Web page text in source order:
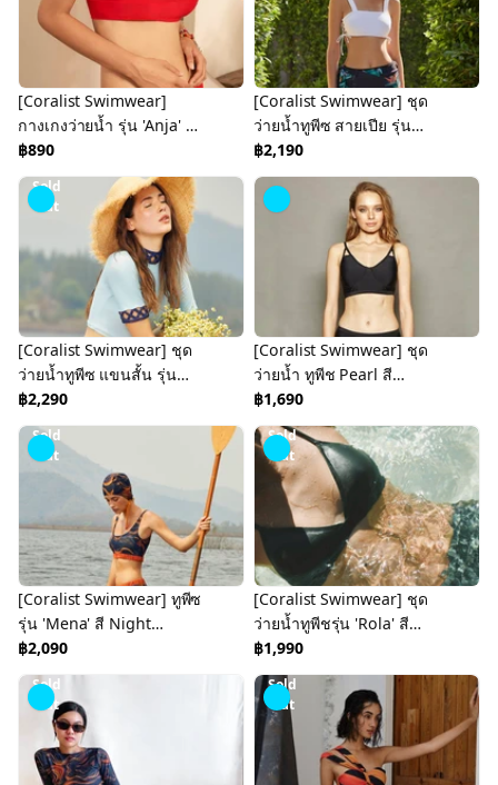
[Coralist Swimwear]
กางเกงว่ายน้ำ รุ่น 'Anja' สี
Candy Red (CREX236)
฿890
[Coralist Swimwear] ชุด
ว่ายน้ำทูพีซ สายเปีย รุ่น
'Thalia' สี
Sunrise/Midnight
Paradise (CREX157)
฿2,190
Sold
Out
[Coralist Swimwear] ชุด
ว่ายน้ำทูพีซ แขนสั้น รุ่น
Anja สี Baby Blue
(CREX196)
฿2,290
[Coralist Swimwear] ชุด
ว่ายน้ำ ทูพีช Pearl สี
Midnight (CREX43)
฿1,690
Sold
Out
[Coralist Swimwear] ทูพีซ
รุ่น 'Mena' สี Night
Wave/Tangerine
(CREX194)
฿2,090
Sold
Out
[Coralist Swimwear] ชุด
ว่ายน้ำทูพีชรุ่น 'Rola' สี
Olive (CREX222)
฿1,990
Sold
Out
Sold
Out